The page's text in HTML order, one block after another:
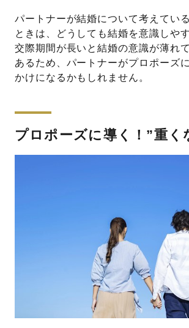
パートナーが結婚について考えてい
ときは、どうしても結婚を意識しや
交際期間が長いと結婚の意識が薄れ
あるため、パートナーがプロポーズ
かけになるかもしれません。
プロポーズに導く！”重く